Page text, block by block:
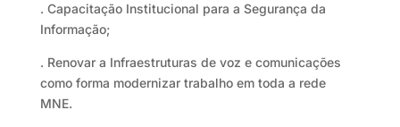
. Capacitação Institucional para a Segurança da
Informação;
. Renovar a Infraestruturas de voz e comunicações
como forma modernizar trabalho em toda a rede
MNE.